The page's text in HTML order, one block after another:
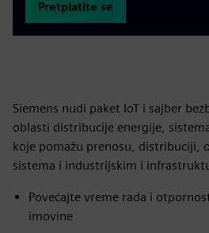
Pretplatite se
Siemens nudi paket IoT i sajber
oblasti distribucije energije,
koje pomažu prenosu, distribuciji,
sistema i industrijskim i
Povećajte vreme rada i
imovine